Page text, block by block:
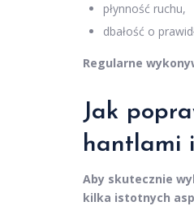
płynność ruchu,
dbałość o
Regularne
Jak
hantlami
Aby skutecznie
kilka istotnych